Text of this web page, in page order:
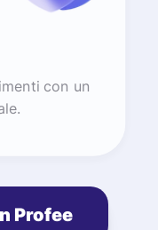
con un
Profee